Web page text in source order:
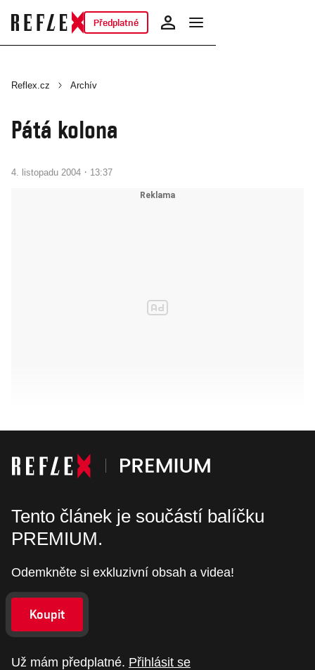
Předplatné
Reflex.cz Archív
Pátá kolona
4. listopadu 2004 · 13:37
Tento článek je součástí balíčku
PREMIUM.
Odemkněte si exkluzivní obsah a videa!
Koupit
Už mám předplatné. Přihlásit se